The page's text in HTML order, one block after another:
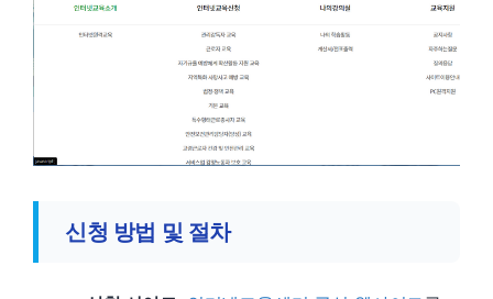
신청 방법 및 절차